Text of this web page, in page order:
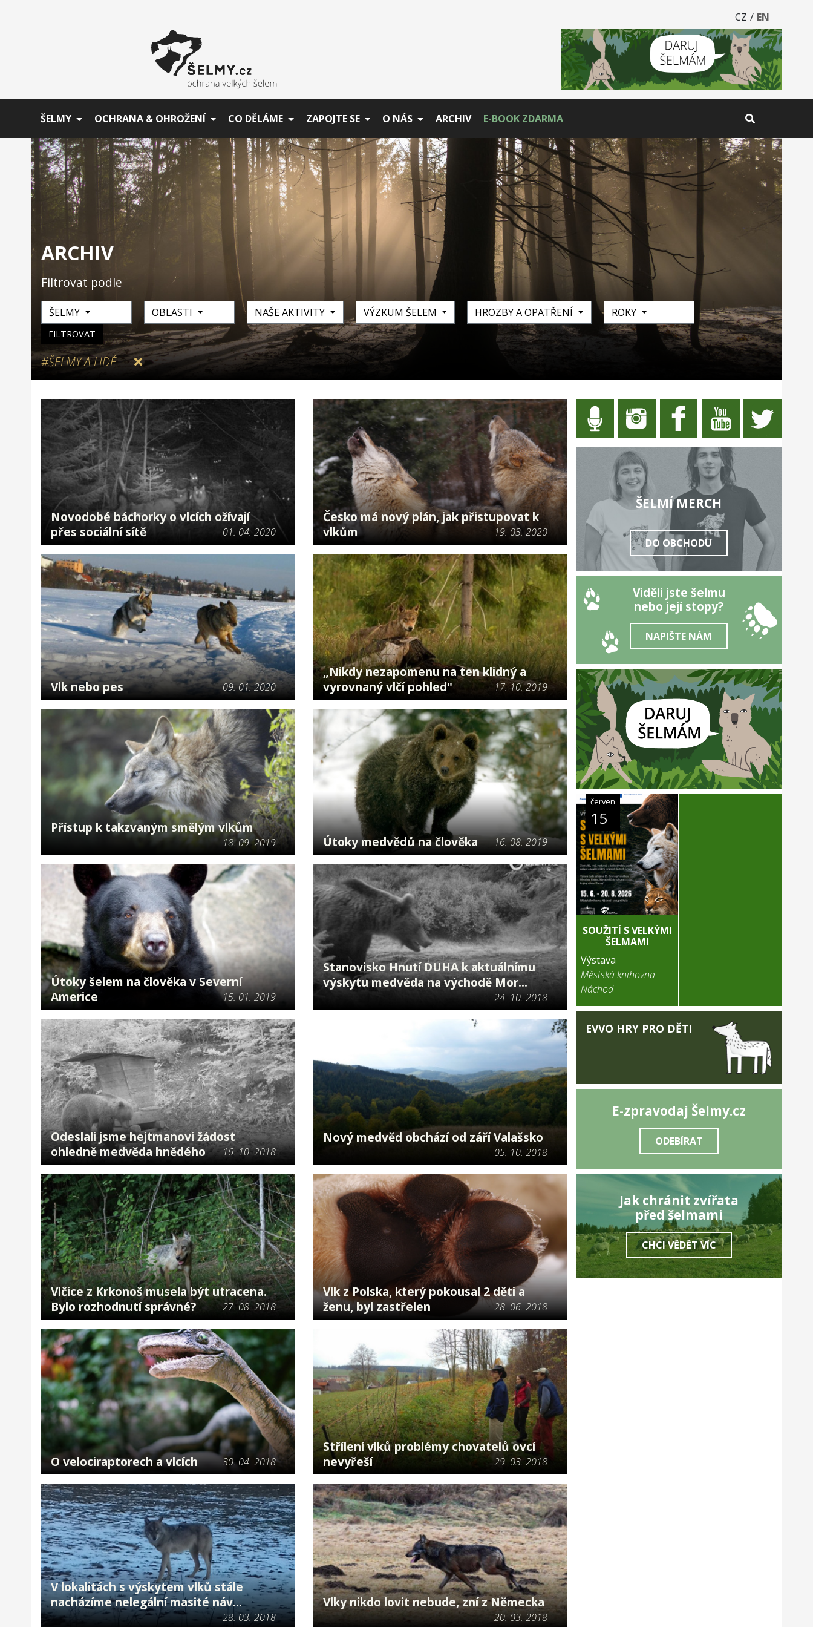
CZ / EN
ŠELMY OCHRANA & OHROŽENÍ CO DĚLÁME ZAPOJTE SE O NÁS ARCHIV E-BOOK ZDARMA
ARCHIV
Filtrovat podle
ŠELMY OBLASTI NAŠE AKTIVITY VÝZKUM ŠELEM HROZBY A OPATŘENÍ ROKY
FILTROVAT
#ŠELMY A LIDÉ
Novodobé báchorky o vlcích ožívají
přes sociální sítě
01. 04. 2020
Česko má nový plán, jak přistupovat k
vlkům
19. 03. 2020
Vlk nebo pes 09. 01. 2020
„Nikdy nezapomenu na ten klidný a
vyrovnaný vlčí pohled"
17. 10. 2019
Přístup k takzvaným smělým vlkům
18. 09. 2019 Útoky medvědů na člověka 16. 08. 2019
Útoky šelem na člověka v Severní
Americe
15. 01. 2019
Stanovisko Hnutí DUHA k aktuálnímu
výskytu medvěda na východě Mor...
24. 10. 2018
Odeslali jsme hejtmanovi žádost
ohledně medvěda hnědého
16. 10. 2018
Nový medvěd obchází od září Valašsko
05. 10. 2018
Vlčice z Krkonoš musela být utracena.
Bylo rozhodnutí správné?
27. 08. 2018
Vlk z Polska, který pokousal 2 děti a
ženu, byl zastřelen
28. 06. 2018
O velociraptorech a vlcích 30. 04. 2018
Střílení vlků problémy chovatelů ovcí
nevyřeší
29. 03. 2018
V lokalitách s výskytem vlků stále
nacházíme nelegální masité náv...
28. 03. 2018
Vlky nikdo lovit nebude, zní z Německa
20. 03. 2018
ŠELMÍ MERCH
DO OBCHODU
Viděli jste šelmu
nebo její stopy?
NAPIŠTE NÁM
červen
15
SOUŽITÍ S VELKÝMI
ŠELMAMI
Výstava
Městská knihovna
Náchod
EVVO HRY PRO DĚTI
E-zpravodaj Šelmy.cz
ODEBÍRAT
Jak chránit zvířata
před šelmami
CHCI VĚDĚT VÍC